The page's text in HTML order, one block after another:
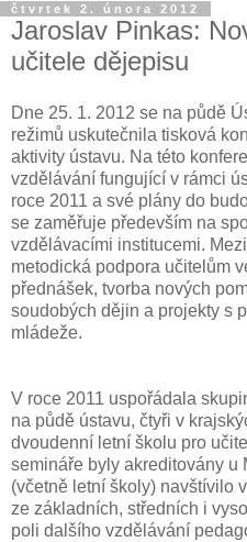
čtvrtek 2. února 2012
Jaroslav Pinkas:
učitele dějepisu
Dne 25. 1. 2012 se na půdě
režimů uskutečnila tisková
aktivity ústavu. Na této
vzdělávání fungující v rámci
roce 2011 a své plány do
se zaměřuje především na
vzdělávacími institucemi.
metodická podpora učitelům
přednášek, tvorba nových
soudobých dějin a projekty s
mládeže.
V roce 2011 uspořádala
na půdě ústavu, čtyři v
dvoudenní letní školu pro
semináře byly akreditovány u
(včetně letní školy) navštívilo
ze základních, středních i
poli dalšího vzdělávání